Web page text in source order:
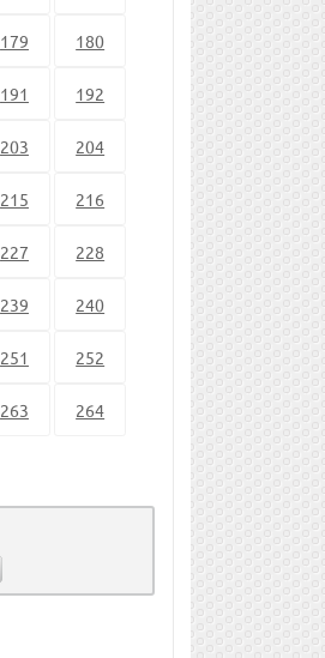
179 180
191 192
203 204
215 216
227 228
239 240
251 252
263 264